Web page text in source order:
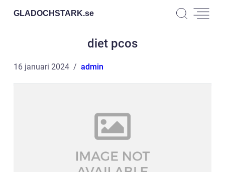
GLADOCHSTARK.se
diet pcos
16 januari 2024 admin